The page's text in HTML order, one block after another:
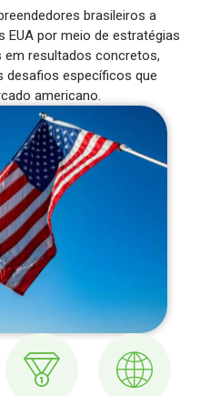
brasileiros a
EUA por meio de estratégias
em resultados concretos,
desafios específicos que
americano.